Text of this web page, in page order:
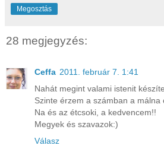
Megosztás
28 megjegyzés:
Ceffa 2011. február 7. 1:41
Nahát megint valami istenit
Szinte érzem a számban a málna
Na és az étcsoki, a kedvencem!!
Megyek és szavazok:)
Válasz